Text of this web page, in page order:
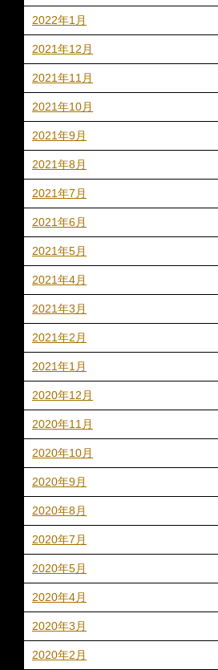
2022年1月
2021年12月
2021年11月
2021年10月
2021年9月
2021年8月
2021年7月
2021年6月
2021年5月
2021年4月
2021年3月
2021年2月
2021年1月
2020年12月
2020年11月
2020年10月
2020年9月
2020年8月
2020年7月
2020年5月
2020年4月
2020年3月
2020年2月